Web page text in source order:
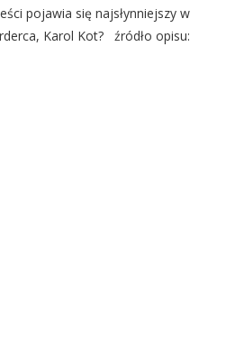
pojawia się najsłynniejszy w
Karol Kot? źródło opisu: